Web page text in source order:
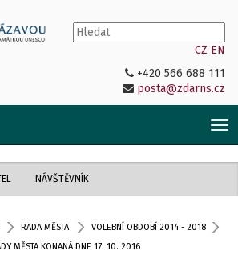
CZ EN
+420 566 688 111
posta@zdarns.cz
NÁVŠTĚVNÍK
RADA MĚSTA
VOLEBNÍ OBDOBÍ 2014 - 2018
MĚSTA KONANÁ DNE 17. 10. 2016